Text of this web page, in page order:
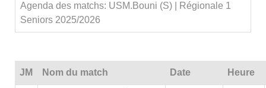
Agenda des matchs: USM.Bouni (S) | Régionale 1
Seniors 2025/2026
JM Nom du match Date Heure